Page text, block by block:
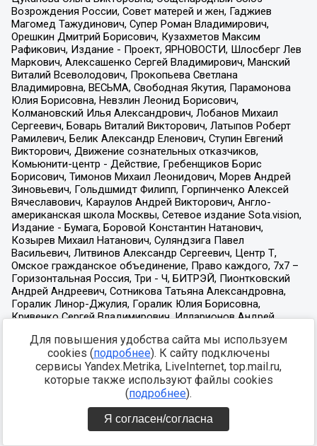
Для повышения удобства сайта мы используем
cookies (подробнее). К сайту подключены
сервисы Yandex.Metrika, LiveInternet, top.mail.ru,
которые также используют файлы cookies
(подробнее).
Я согласен/согласна